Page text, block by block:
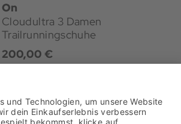
On
Cloudultra 3 Damen
Trailrunningschuhe
200,00 €